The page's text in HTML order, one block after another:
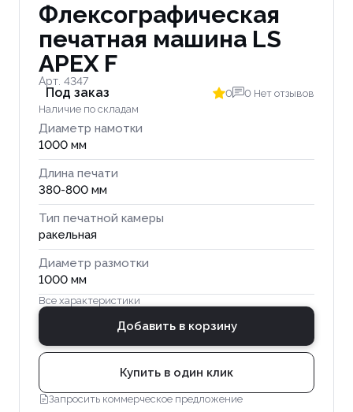
Флексографическая
печатная машина LS
APEX F
Арт. 4347
Под заказ
Наличие по складам
0 0 Нет отзывов
Диаметр намотки
1000 мм
Длина печати
380-800 мм
Тип печатной камеры
ракельная
Диаметр размотки
1000 мм
Все характеристики
Добавить в корзину
Купить в один клик
Запросить коммерческое предложение